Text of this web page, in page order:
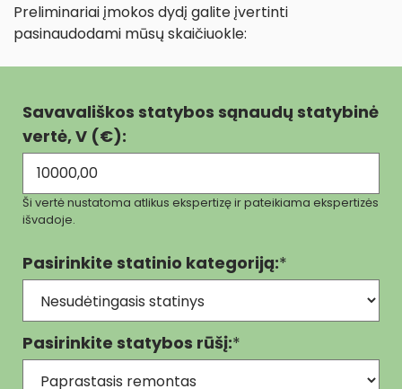
Preliminariai įmokos dydį galite įvertinti
pasinaudodami mūsų skaičiuokle:
Savavališkos statybos sąnaudų statybinė
vertė, V (€):
Ši vertė nustatoma atlikus ekspertizę ir pateikiama ekspertizės
išvadoje.
Pasirinkite statinio kategoriją:*
Pasirinkite statybos rūšį:*